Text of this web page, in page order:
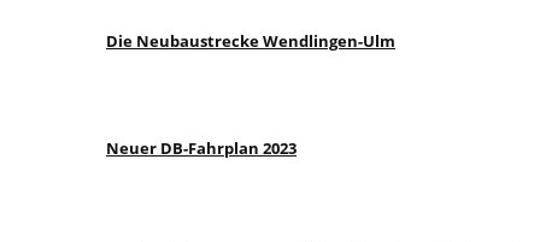
Die Neubaustrecke Wendlingen-Ulm
Neuer DB-Fahrplan 2023